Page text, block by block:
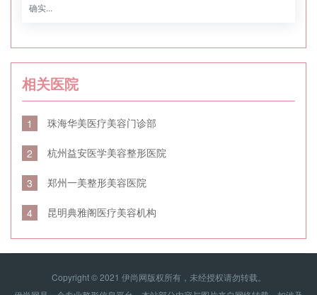
确实...
相关医院
1 珠海华美医疗美容门诊部
2 杭州益安医学美容整形医院
3 郑州一美整形美容医院
4 昆明典雅阁医疗美容机构
Copyright © 2021 伊尚网版权所有，未经授权请勿转载。